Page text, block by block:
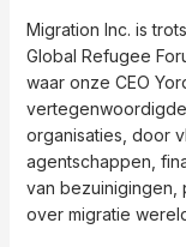
Migration Inc. is
Global Refugee
waar onze CEO
organisaties, door
agentschappen,
van bezuinigingen,
over migratie